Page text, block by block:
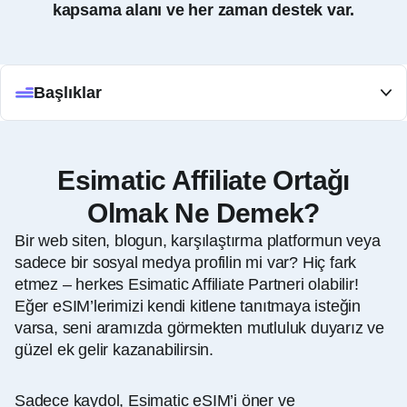
kapsama alanı ve her zaman destek var.
Başlıklar
Esimatic Affiliate Ortağı
Olmak Ne Demek?
Bir web siten, blogun, karşılaştırma platformun veya
sadece bir sosyal medya profilin mi var? Hiç fark
etmez – herkes Esimatic Affiliate Partneri olabilir!
Eğer eSIM’lerimizi kendi kitlene tanıtmaya isteğin
varsa, seni aramızda görmekten mutluluk duyarız ve
güzel ek gelir kazanabilirsin.
Sadece kaydol, Esimatic eSIM’i öner ve